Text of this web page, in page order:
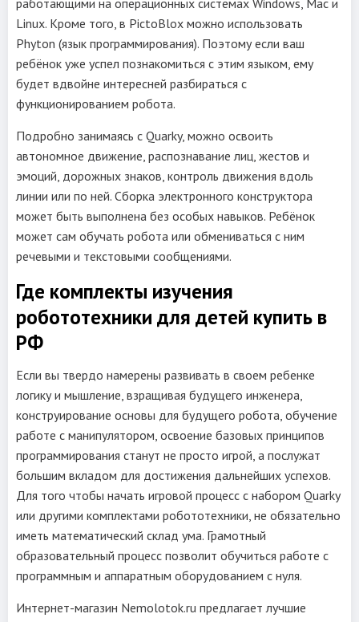
Linux. Кроме того, в PictoBlox можно использовать
Phyton (язык программирования). Поэтому если ваш
ребёнок уже успел познакомиться с этим языком, ему
будет вдвойне интересней разбираться с
функционированием робота.
Подробно занимаясь с Quarky, можно освоить
автономное движение, распознавание лиц, жестов и
эмоций, дорожных знаков, контроль движения вдоль
линии или по ней. Сборка электронного конструктора
может быть выполнена без особых навыков. Ребёнок
может сам обучать робота или обмениваться с ним
речевыми и текстовыми сообщениями.
Где комплекты изучения
робототехники для детей купить в
РФ
Если вы твердо намерены развивать в своем ребенке
логику и мышление, взращивая будущего инженера,
конструирование основы для будущего робота, обучение
работе с манипулятором, освоение базовых принципов
программирования станут не просто игрой, а послужат
большим вкладом для достижения дальнейших успехов.
Для того чтобы начать игровой процесс с набором Quarky
или другими комплектами робототехники, не обязательно
иметь математический склад ума. Грамотный
образовательный процесс позволит обучиться работе с
программным и аппаратным оборудованием с нуля.
Интернет-магазин Nemolotok.ru предлагает лучшие